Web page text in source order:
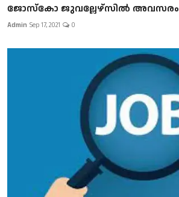
ജോസ്കോ ജുവല്ലേഴ്സിൽ അവസരം
Admin Sep 17, 2021 0